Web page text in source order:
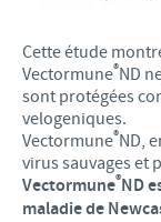
Cette étude
Vectormune®ND
sont protégées
velogeniques.
Vectormune®ND,
virus sauvages et
Vectormune®ND
maladie de